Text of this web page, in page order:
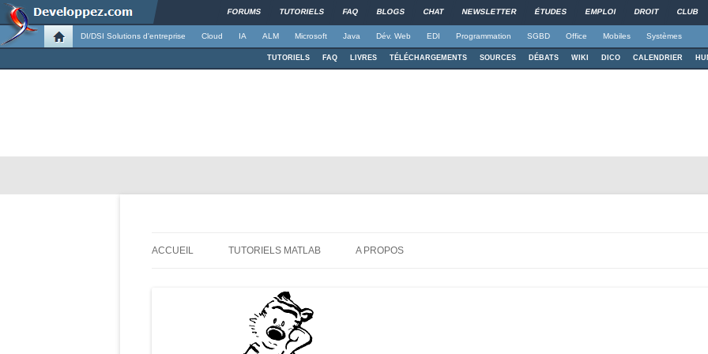
FORUMS TUTORIELS FAQ BLOGS CHAT NEWSLETTER ÉTUDES EMPLOI DROIT CLUB
DI/DSI Solutions d'entreprise Cloud IA ALM Microsoft Java Dév. Web EDI Programmation SGBD Office Mobiles Systèmes
TUTORIELS FAQ LIVRES TÉLÉCHARGEMENTS SOURCES DÉBATS WIKI DICO CALENDRIER
ACCUEIL TUTORIELS MATLAB A PROPOS